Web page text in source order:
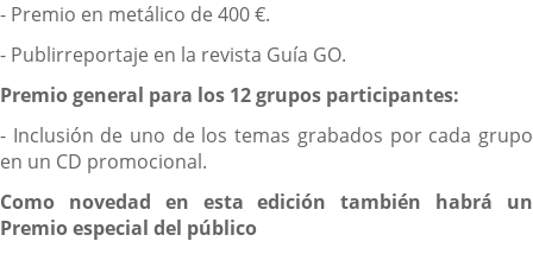
- Premio en metálico de 400 €.
- Publirreportaje en la revista Guía GO.
Premio general para los 12 grupos participantes:
- Inclusión de uno de los temas grabados por cada grupo
en un CD promocional.
Como novedad en esta edición también habrá un
Premio especial del público